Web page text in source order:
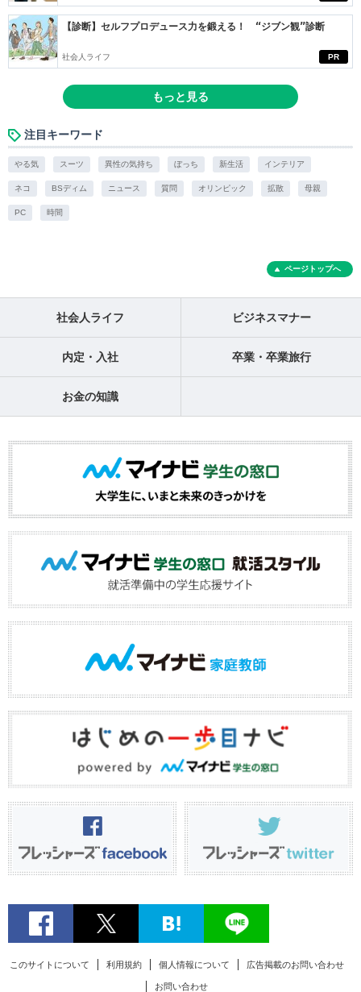
PR
【診断】セルフプロデュース力を鍛える！ “ジブン観”診断
社会人ライフ
もっと見る
注目キーワード
やる気 スーツ 異性の気持ち ぼっち 新生活 インテリア
ネコ BSディム ニュース 質問 オリンピック 拡散 母親
PC 時間
ページトップへ
社会人ライフ ビジネスマナー
内定・入社 卒業・卒業旅行
お金の知識
このサイトについて 利用規約 個人情報について 広告掲載のお問い合わせ
お問い合わせ